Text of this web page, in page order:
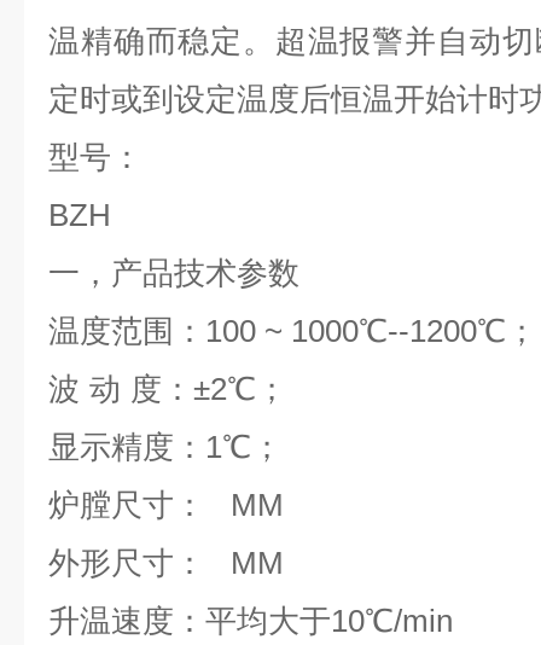
温精确而稳定。超温报警并自动
定时或到设定温度后恒温开始计时
型号：
BZH
一，产品技术参数
温度范围： 100 ~ 1000℃--1200℃ ；
波 动 度：±2℃ ；
显示精度： 1℃ ；
炉膛尺寸：
MM
外形尺寸：
MM
升温速度：平均大于10℃/min